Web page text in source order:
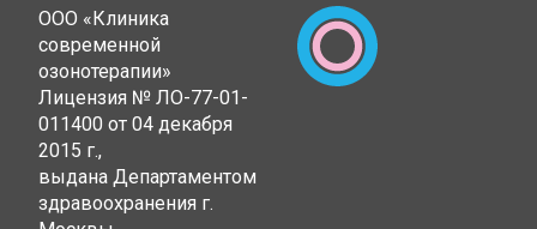
ООО «Клиника
современной
озонотерапии»
Лицензия № ЛО-77-01-
011400 от 04 декабря
2015 г.,
выдана Департаментом
здравоохранения г.